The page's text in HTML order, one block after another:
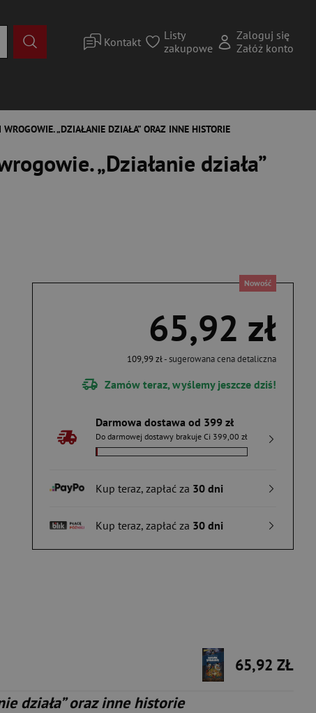
Kontakt
Listy
zakupowe
Zaloguj się
Załóż konto
„DZIAŁANIE DZIAŁA” ORAZ INNE HISTORIE
„Działanie działa”
Nowość
65,92 zł
109,99 zł- sugerowana cena detaliczna
Zamów teraz, wyślemy jeszcze dziś!
Darmowa dostawa od 399 zł
Do darmowej dostawy brakuje Ci 399,00 zł
Kup teraz, zapłać za 30 dni
Kup teraz, zapłać za 30 dni
65,92 ZŁ
działa” oraz inne historie